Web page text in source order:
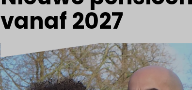
vanaf 2027